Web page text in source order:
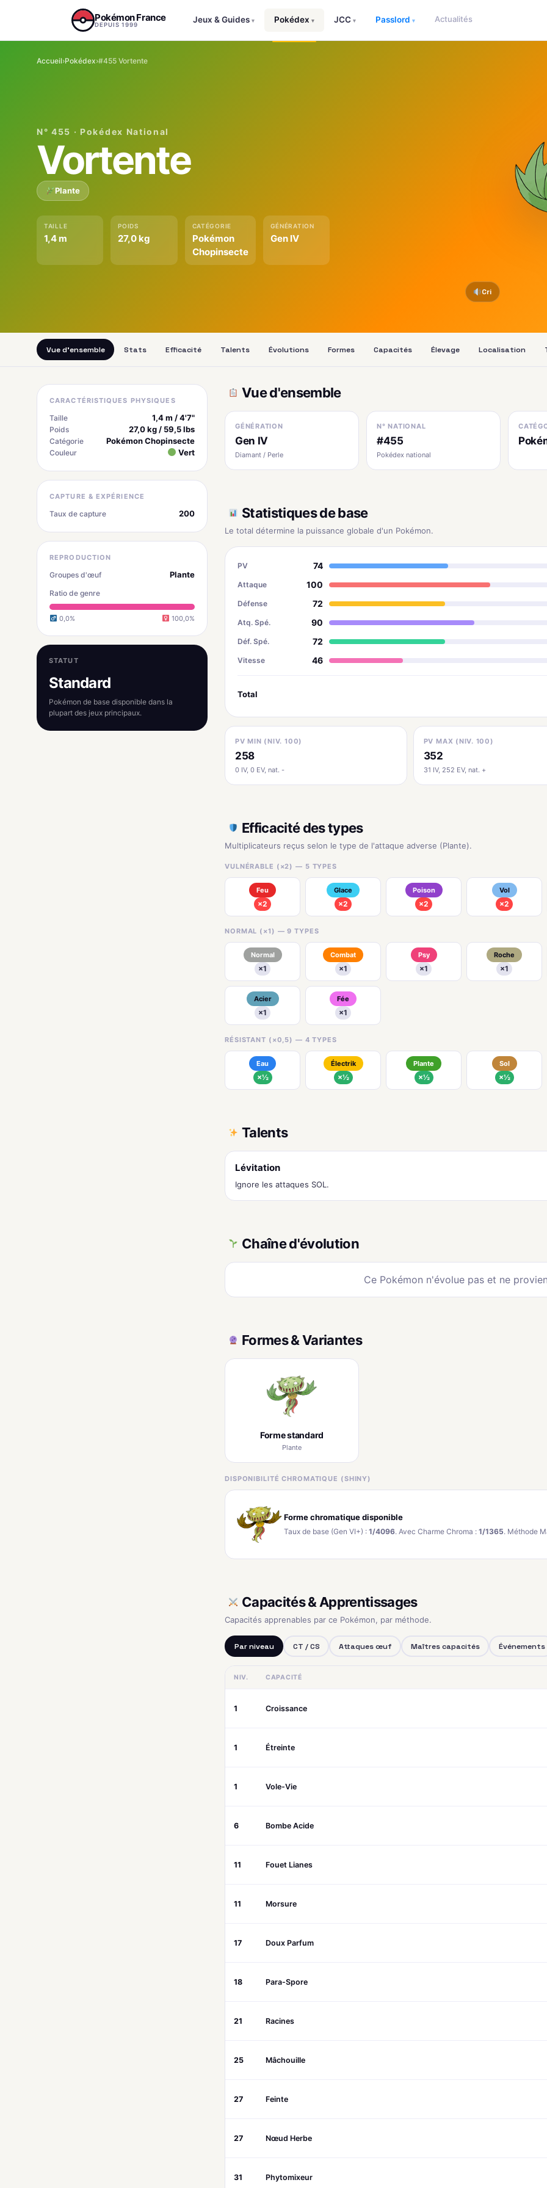
Pokémon France
DEPUIS 1999
Jeux & Guides ▾ Pokédex ▾ JCC ▾ Passlord ▾ Actualités
Accueil›Pokédex›#455 Vortente
N° 455 · Pokédex National
Vortente
Plante
TAILLE
1,4 m
POIDS
27,0 kg
CATÉGORIE
Pokémon
Chopinsecte
GÉNÉRATION
Gen IV
Cri
Vue d'ensemble Stats Efficacité Talents Évolutions Formes Capacités Élevage Localisation
CARACTÉRISTIQUES PHYSIQUES
Taille 1,4 m / 4'7"
Poids 27,0 kg / 59,5 lbs
Catégorie Pokémon Chopinsecte
Couleur Vert
CAPTURE & EXPÉRIENCE
Taux de capture 200
REPRODUCTION
Groupes d'œuf Plante
Ratio de genre
0,0% 100,0%
STATUT
Standard
Pokémon de base disponible dans la
plupart des jeux principaux.
Vue d'ensemble
GÉNÉRATION
Gen IV
Diamant / Perle
N° NATIONAL
#455
Pokédex national
Statistiques de base
Le total détermine la puissance globale d'un Pokémon.
PV 74
Attaque 100
Défense 72
Atq. Spé. 90
Déf. Spé. 72
Vitesse 46
Total
PV MIN (NIV. 100)
258
0 IV, 0 EV, nat. -
PV MAX (NIV. 100)
352
31 IV, 252 EV, nat. +
Efficacité des types
Multiplicateurs reçus selon le type de l'attaque adverse (Plante).
VULNÉRABLE (×2) — 5 TYPES
Feu
×2
Glace
×2
Poison
×2
Vol
×2
NORMAL (×1) — 9 TYPES
Normal
×1
Combat
×1
Psy
×1
Roche
×1
Acier
×1
Fée
×1
RÉSISTANT (×0,5) — 4 TYPES
Eau
×½
Électrik
×½
Plante
×½
Sol
×½
Talents
Lévitation
Ignore les attaques SOL.
Chaîne d'évolution
Ce Pokémon n'évolue pas et ne
Formes & Variantes
Forme standard
Plante
DISPONIBILITÉ CHROMATIQUE (SHINY)
Forme chromatique disponible
Taux de base (Gen VI+) : 1/4096. Avec Charme Chroma : 1/1365. Méthode
Capacités & Apprentissages
Capacités apprenables par ce Pokémon, par méthode.
Par niveau CT / CS Attaques œuf Maîtres capacités Événements
NIV. CAPACITÉ
1 Croissance
1 Étreinte
1 Vole-Vie
6 Bombe Acide
11 Fouet Lianes
11 Morsure
17 Doux Parfum
18 Para-Spore
21 Racines
25 Mâchouille
27 Feinte
27 Nœud Herbe
31 Phytomixeur